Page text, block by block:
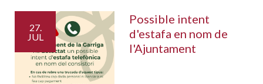
27.
JUL
Possible intent
d'estafa en nom de
l'Ajuntament